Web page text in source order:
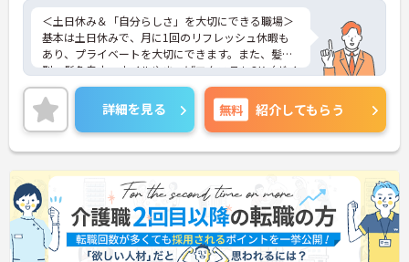
＜土日休み＆「自分らしさ」を大切にできる職場＞
基本は土日休みで、月に1回のリフレッシュ休暇も
あり、プライベートを大切にできます。また、髪
型・髪色自由、ネイルやまつげエクステもOK（ガイ
ドラインあり）と、おしゃれを我慢せずに働けるの
が嬉しいポイント。個性を活かしながら、のびのび
と前向きに仕事に取り組める自由な雰囲気がありま
す。
＜手厚いサポートでキャリアアップを応援＞入社後
は一人ひとりの経験に合わせた社内研修があり、安
心してスタートできます。主任介護支援専門員研修
や更新研修の受講費用は全額支給され、しかも「勤
務扱い」で受講可能です。資格取得や自己啓発の支
援制度、キャリアパス制度も整っており、働きなが
らスキルを磨いてキャリアアップを目指せます。
詳細を見る 無料 紹介してもらう